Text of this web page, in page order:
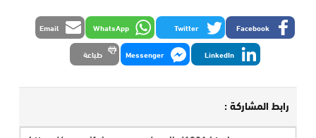
Facebook
Twitter
WhatsApp
Email
LinkedIn
Messenger طباعة
رابط المشاركة :